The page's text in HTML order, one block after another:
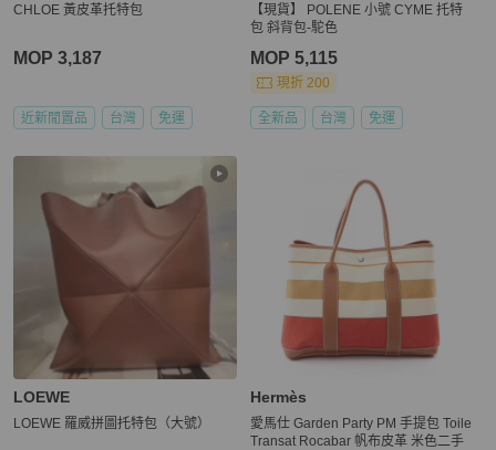
CHLOE 黃皮革托特包
MOP 3,187
近新閒置品 台灣 免運
【現貨】 POLENE 小號 CYME 托特
包 斜背包-駝色
MOP 5,115
現折 200
全新品 台灣 免運
LOEWE
LOEWE 羅威拼圖托特包（大號）
Hermès
愛馬仕 Garden Party PM 手提包 Toile
Transat Rocabar 帆布皮革 米色二手